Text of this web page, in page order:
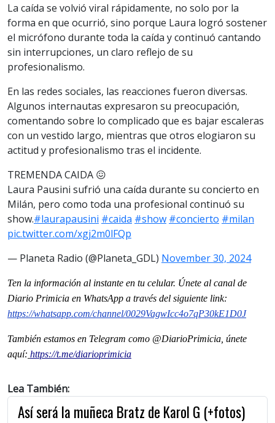
La caída se volvió viral rápidamente, no solo por la
forma en que ocurrió, sino porque Laura logró sostener
el micrófono durante toda la caída y continuó cantando
sin interrupciones, un claro reflejo de su
profesionalismo.
En las redes sociales, las reacciones fueron diversas.
Algunos internautas expresaron su preocupación,
comentando sobre lo complicado que es bajar escaleras
con un vestido largo, mientras que otros elogiaron su
actitud y profesionalismo tras el incidente.
TREMENDA CAIDA 😖
Laura Pausini sufrió una caída durante su concierto en
Milán, pero como toda una profesional continuó su
show.#laurapausini #caida #show #concierto #milan
pic.twitter.com/xgj2m0lFQp
— Planeta Radio (@Planeta_GDL) November 30, 2024
Ten la información al instante en tu celular. Únete al canal de
Diario Primicia en WhatsApp a través del siguiente link:
https://whatsapp.com/channel/0029VagwIcc4o7qP30kE1D0J
También estamos en Telegram como @DiarioPrimicia, únete
aquí: https://t.me/diarioprimicia
Lea También:
Así será la muñeca Bratz de Karol G (+fotos)